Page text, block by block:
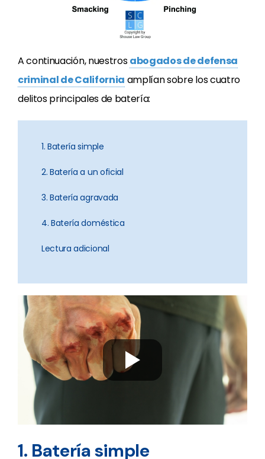
A continuación, nuestrosabogados de defensa
criminal de California amplían sobre los cuatro
delitos principales de batería:
1. Batería simple
2. Batería a un oficial
3. Batería agravada
4. Batería doméstica
Lectura adicional
1. Batería simple